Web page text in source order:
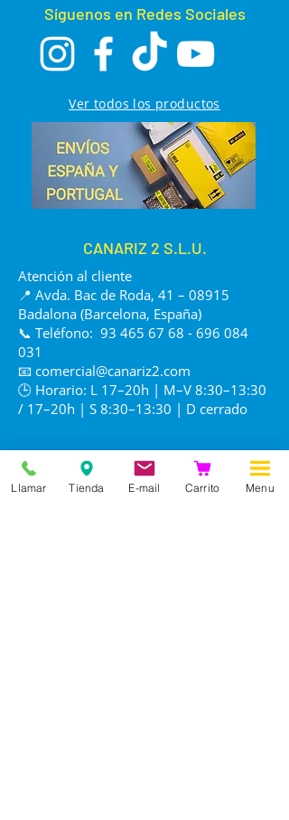
Síguenos en Redes Sociales
Ver todos los productos
CANARIZ 2 S.L.U.
Atención al cliente
📍 Avda. Bac de Roda, 41 – 08915
Badalona (Barcelona, España)
📞 Teléfono: 93 465 67 68 - 696 084
031
📧 comercial@canariz2.com
🕒 Horario: L 17–20h | M–V 8:30–13:30
/ 17–20h | S 8:30–13:30 | D cerrado
Llamar Tienda E-mail Carrito Menu